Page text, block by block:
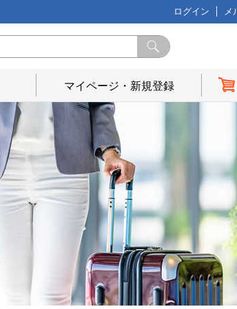
ログイン メ
マイページ・新規登録